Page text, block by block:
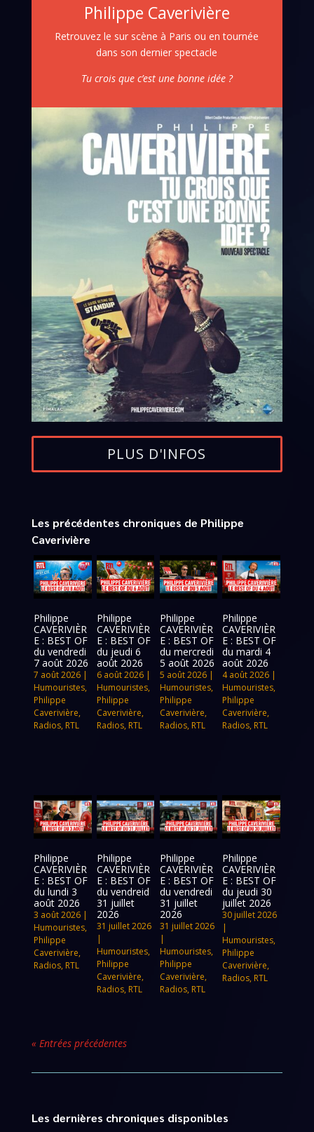
Philippe Caverivière
Retrouvez le sur scène à Paris ou en tournée
dans son dernier spectacle
Tu crois que c’est une bonne idée ?
PLUS D'INFOS
Les précédentes chroniques de Philippe
Caverivière
Philippe
CAVERIVIÈR
E : BEST OF
du vendredi
7 août 2026
7 août 2026 |
Humouristes,
Philippe
Caverivière,
Radios, RTL
Philippe
CAVERIVIÈR
E : BEST OF
du jeudi 6
août 2026
6 août 2026|
Humouristes,
Philippe
Caverivière,
Radios, RTL
Philippe
CAVERIVIÈR
E : BEST OF
du mercredi
5 août 2026
5 août 2026|
Humouristes,
Philippe
Caverivière,
Radios, RTL
Philippe
CAVERIVIÈR
E : BEST OF
du mardi 4
août 2026
4 août 2026 |
Humouristes,
Philippe
Caverivière,
Radios, RTL
Philippe
CAVERIVIÈR
E : BEST OF
du lundi 3
août 2026
3 août 2026 |
Humouristes,
Philippe
Caverivière,
Radios, RTL
Philippe
CAVERIVIÈR
E : BEST OF
du vendreid
31 juillet
2026
31 juillet 2026
|
Humouristes,
Philippe
Caverivière,
Radios, RTL
Philippe
CAVERIVIÈR
E : BEST OF
du vendredi
31 juillet
2026
31 juillet 2026
|
Humouristes,
Philippe
Caverivière,
Radios, RTL
Philippe
CAVERIVIÈR
E : BEST OF
du jeudi 30
juillet 2026
30 juillet 2026
|
Humouristes,
Philippe
Caverivière,
Radios, RTL
« Entrées précédentes
Les dernières chroniques disponibles